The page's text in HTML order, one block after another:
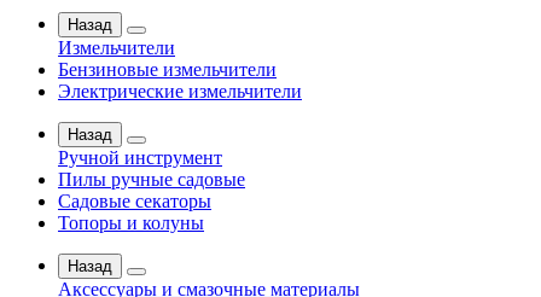
Назад
Измельчители
Бензиновые измельчители
Электрические измельчители
Назад
Ручной инструмент
Пилы ручные садовые
Садовые секаторы
Топоры и колуны
Назад
Аксессуары и смазочные материалы